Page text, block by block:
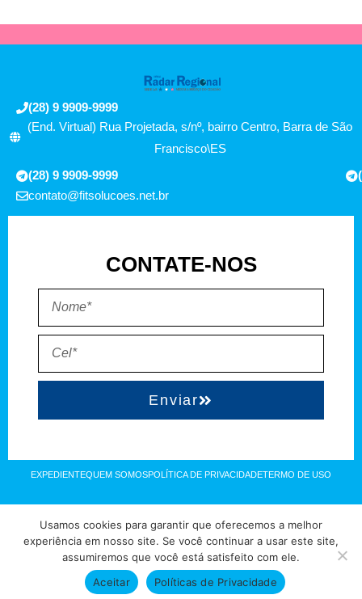
(28) 9 9909-9999
(End. Virtual) Rua Projetada, s/nº, bairro Centro, Barra de São
Francisco\ES
(28) 9 9909-9999
contato@fitsolucoes.net.br
CONTATE-NOS
Enviar
EXPEDIENTEQUEM SOMOSPOLÍTICA DE PRIVACIDADETERMO DE USO
Direitos reservados à FIT Soluções = Atualizado pelo Consórcio de
Agências: Kriativuz – Philadelphia – AGS2 = Hospedado em
hostgut.com.br
Usamos cookies para garantir que oferecemos a melhor
experiência em nosso site. Se você continuar a usar este site,
assumiremos que você está satisfeito com ele.
Aceitar
Políticas de Privacidade